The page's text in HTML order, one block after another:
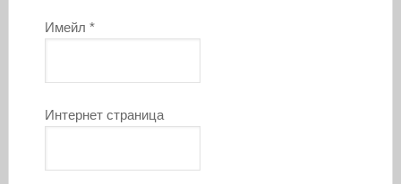
Имейл *
Интернет страница